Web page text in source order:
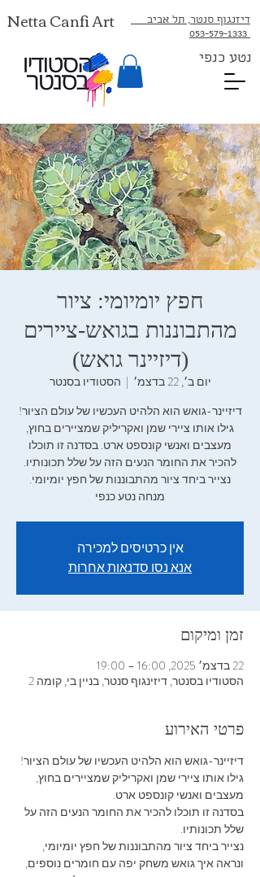
דיזנגוף סנטר, תל אביב
053-579-1333⁩
Netta Canfi Art
נטע כנפי
חפץ יומיומי: ציור
מהתבוננות בגואש-ציירים
(דיזיינר גואש)
יום ב׳, 22 בדצמ׳
  |
הסטודיו בסנטר
דיזיינר-גואש הוא הלהיט העכשיו של עולם הציור!
גילו אותו ציירי שמן ואקריליק שמציירים בחוץ,
מעצבים ואנשי קונספט ארט. בסדנה זו תוכלו
להכיר את החומר הנעים הזה על שלל תכונותיו.
מנחה נטע כנפי
אין כרטיסים למכירה
אנא נסו סדנאות אחרות
זמן ומיקום
22 בדצמ׳ 2025, 16:00 – 19:00
הסטודיו בסנטר, דיזינגוף סנטר, בניין בי, קומה 2
פרטי האירוע
דיזיינר-גואש הוא הלהיט העכשיו של עולם הציור!
גילו אותו ציירי שמן ואקריליק שמציירים בחוץ,
מעצבים ואנשי קונספט ארט.
בסדנה זו תוכלו להכיר את החומר הנעים הזה על
שלל תכונותיו.
נצייר ביחד ציור מהתבוננות של חפץ יומיומי,
ונראה איך גואש משחק יפה עם חומרים נוספים,